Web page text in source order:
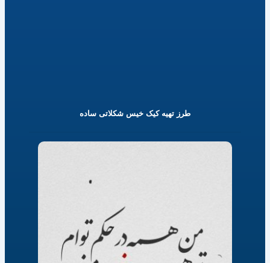
طرز تهیه کیک خیس شکلاتی ساده